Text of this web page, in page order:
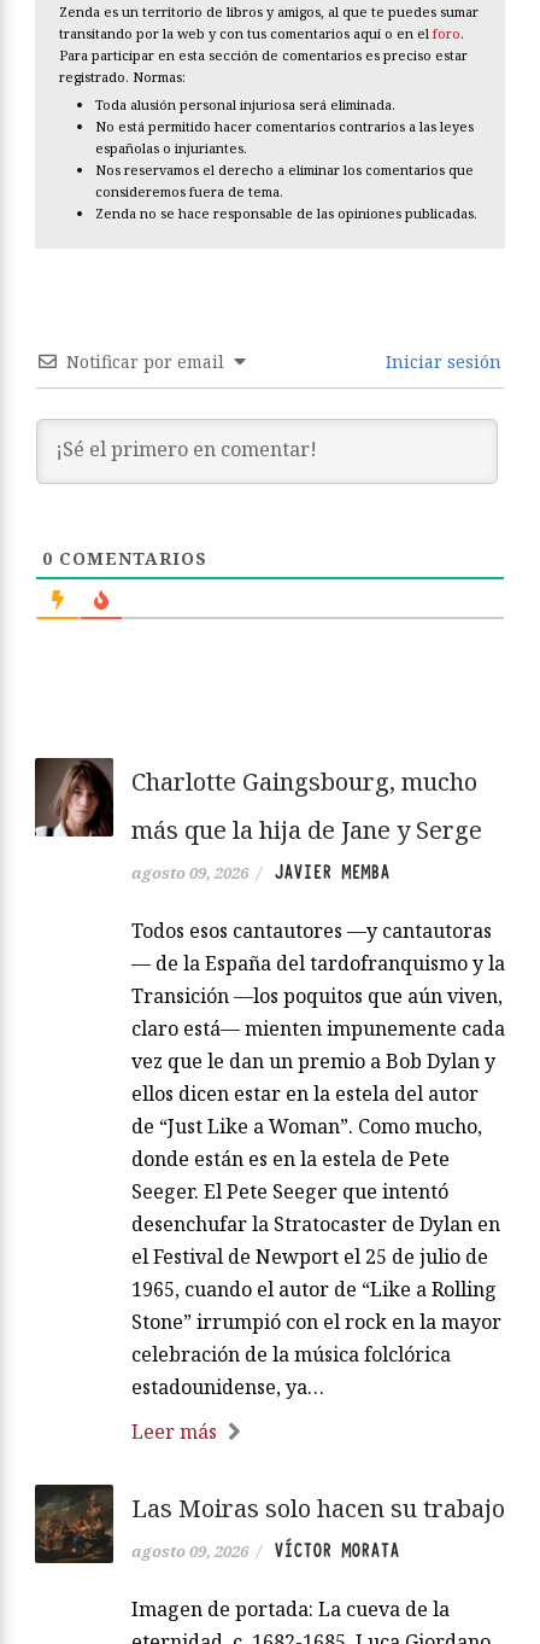
Zenda es un territorio de libros y amigos, al que te puedes sumar
transitando por la web y con tus comentarios aquí o en el foro.
Para participar en esta sección de comentarios es preciso estar
registrado. Normas:
Toda alusión personal injuriosa será eliminada.
No está permitido hacer comentarios contrarios a las leyes
españolas o injuriantes.
Nos reservamos el derecho a eliminar los comentarios que
consideremos fuera de tema.
Zenda no se hace responsable de las opiniones publicadas.
Notificar por email Iniciar sesión
0 COMENTARIOS
Charlotte Gaingsbourg, mucho
más que la hija de Jane y Serge
agosto 09, 2026 / JAVIER MEMBA
Todos esos cantautores —y cantautoras
— de la España del tardofranquismo y la
Transición —los poquitos que aún viven,
claro está— mienten impunemente cada
vez que le dan un premio a Bob Dylan y
ellos dicen estar en la estela del autor
de “Just Like a Woman”. Como mucho,
donde están es en la estela de Pete
Seeger. El Pete Seeger que intentó
desenchufar la Stratocaster de Dylan en
el Festival de Newport el 25 de julio de
1965, cuando el autor de “Like a Rolling
Stone” irrumpió con el rock en la mayor
celebración de la música folclórica
estadounidense, ya…
Leer más
Las Moiras solo hacen su trabajo
agosto 09, 2026 / VÍCTOR MORATA
Imagen de portada: La cueva de la